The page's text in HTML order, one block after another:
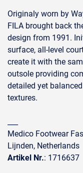
Originaly worn by
FILA brought back
design from 1991.
surface, all-level
create it with the
outsole providing
detailed yet
textures.
Medico Footwear
Lijnden, Netherlands
Artikel Nr.: 1716637